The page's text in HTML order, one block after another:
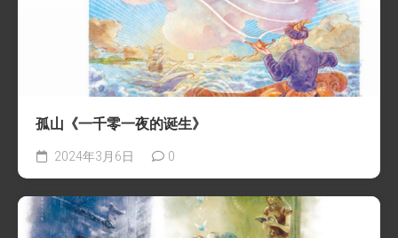
孤山《一千零一夜的诞生》
2024年3月6日 0